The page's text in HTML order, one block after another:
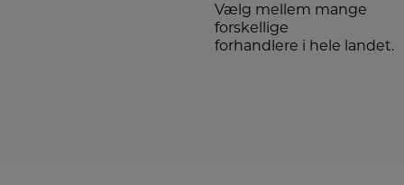
Vælg mellem mange
forskellige
forhandlere i hele landet.